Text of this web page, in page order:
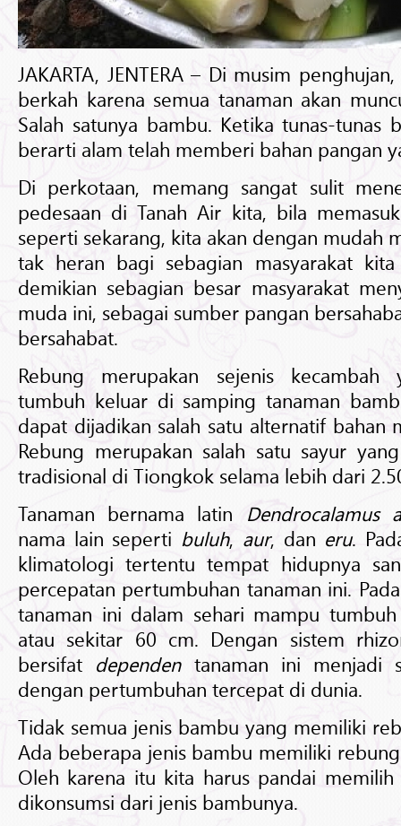
JAKARTA, JENTERA – Di musim
berkah karena semua tanaman akan
Salah satunya bambu. Ketika tunas-tunas
berarti alam telah memberi bahan pangan
Di perkotaan, memang sangat sulit
pedesaan di Tanah Air kita, bila
seperti sekarang, kita akan dengan mudah
tak heran bagi sebagian masyarakat
demikian sebagian besar masyarakat
muda ini, sebagai sumber pangan
bersahabat.
Rebung merupakan sejenis
tumbuh keluar di samping tanaman
dapat dijadikan salah satu alternatif bahan
Rebung merupakan salah satu sayur
tradisional di Tiongkok selama lebih dari
Tanaman bernama latin Dendrocalamus
nama lain seperti buluh, aur, dan eru.
klimatologi tertentu tempat hidupnya
percepatan pertumbuhan tanaman ini.
tanaman ini dalam sehari mampu
atau sekitar 60 cm. Dengan sistem
bersifat dependentanaman ini menjadi
dengan pertumbuhan tercepat di dunia.
Tidak semua jenis bambu yang memiliki
Ada beberapa jenis bambu memiliki
Oleh karena itu kita harus pandai
dikonsumsi dari jenis bambunya.